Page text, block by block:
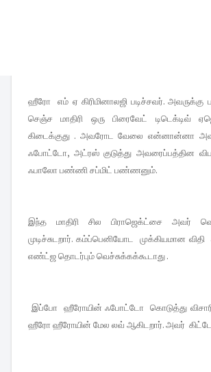
ஹீரோ எம் ஏ கிரிமினாலஜி படிச்சவர்.
செஞ்ச மாதிரி ஒரு பிரைவேட் டிடெக்டிவ்
கிடைக்குது . அவரோட வேலை என்னான்னா
ஃபோட்டோ, அட்ரஸ் குடுத்து அவரைப்பத்தின
ஃபாலோ பண்ணி சப்மிட் பண்ணனும்.
இந்த மாதிரி சில பிராஜெக்ட்சை அவர்
முடிச்சுடறார். கம்ப்பெனியோட முக்கியமான
எண்ட்ஜ தொடர்பும் வெச்சுக்கக்கூடாது .
இப்போ ஹீரோயின் ஃபோட்டோ கொடுத்து
ஹீரோ ஹீரோயின் மேல லவ் ஆகிடறார். அவர் கிட்டே